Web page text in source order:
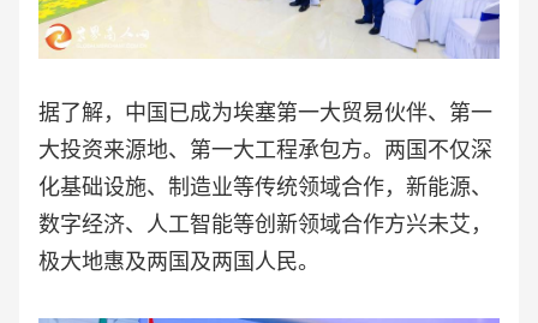
据了解，中国已成为埃塞第一大贸易伙伴、第一
大投资来源地、第一大工程承包方。两国不仅深
化基础设施、制造业等传统领域合作，新能源、
数字经济、人工智能等创新领域合作方兴未艾，
极大地惠及两国及两国人民。